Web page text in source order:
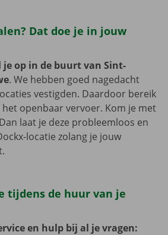
Dat doe je in jouw
je op in de buurt van Sint-
. We hebben goed nagedacht
vestigden. Daardoor bereik
het openbaar vervoer. Kom je met
laat je deze probleemloos en
locatie zolang je jouw
tijdens de huur van je
en hulp bij al je vragen: